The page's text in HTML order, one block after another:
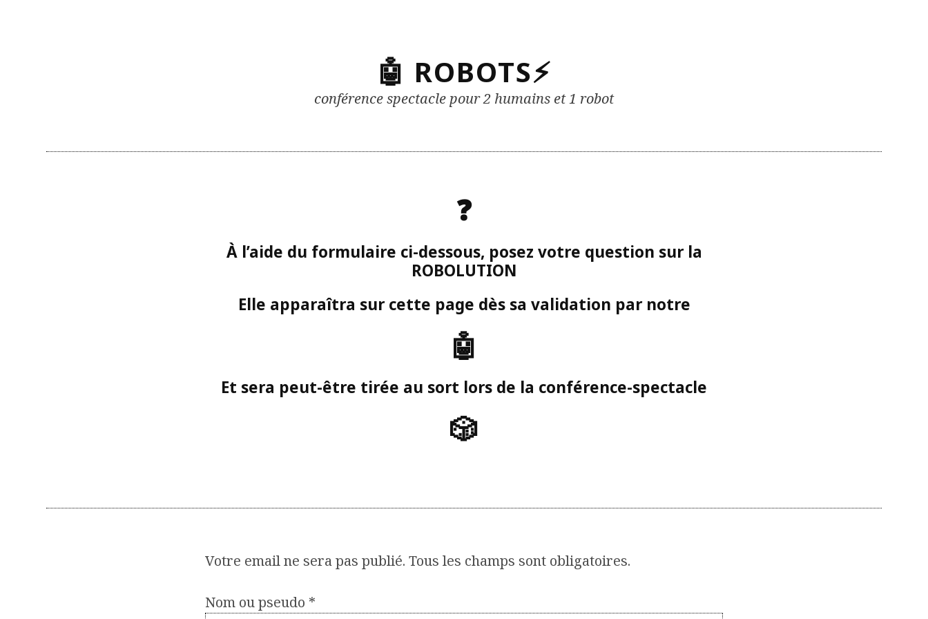
🤖 ROBOTS⚡
conférence spectacle pour 2 humains et 1 robot
❓
À l’aide du formulaire ci-dessous, posez votre question sur la
ROBOLUTION
Elle apparaîtra sur cette page dès sa validation par notre
🤖
Et sera peut-être tirée au sort lors de la conférence-spectacle
🎲
Votre email ne sera pas publié. Tous les champs sont obligatoires.
Nom ou pseudo *